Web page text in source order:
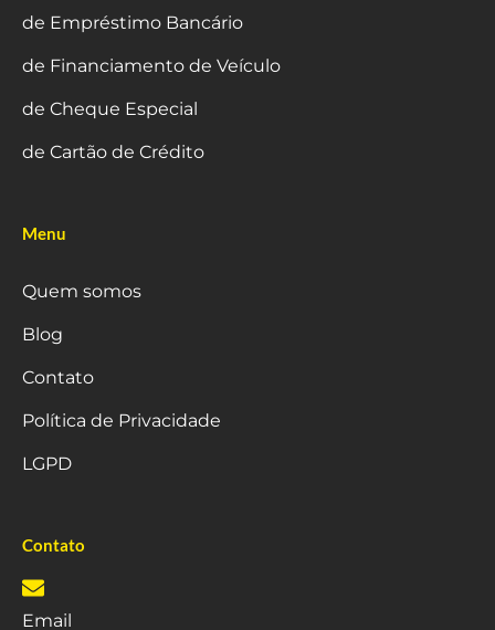
de Empréstimo Bancário
de Financiamento de Veículo
de Cheque Especial
de Cartão de Crédito
Menu
Quem somos
Blog
Contato
Política de Privacidade
LGPD
Contato
Email